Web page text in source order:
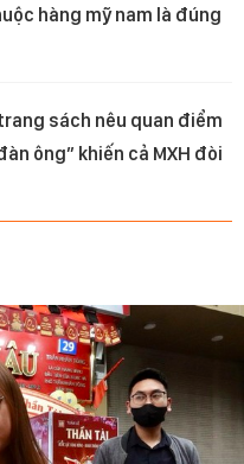
hàng mỹ nam là đúng
sách nêu quan điểm
ông” khiến cả MXH đòi